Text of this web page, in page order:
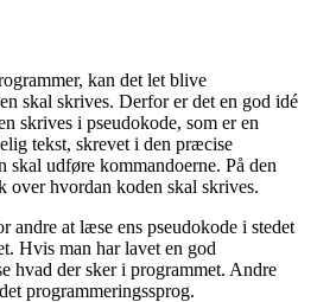
kan det let blive
skal skrives. Derfor er det en god idé
skrives i pseudokode, som er en
tekst, skrevet i den præcise
udføre kommandoerne. På den
over hvordan koden skal skrives.
andre at læse ens pseudokode i stedet
Hvis man har lavet en god
hvad der sker i programmet. Andre
programmeringssprog.